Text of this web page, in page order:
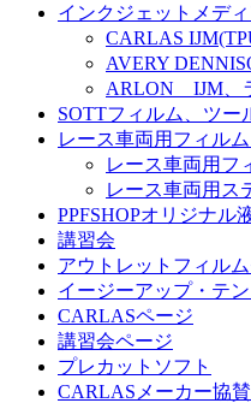
インクジェットメデ
CARLAS
AVERY
ARLON IJM、
SOTTフィルム、ツー
レース車両用フィル
レース車両用フ
レース車両用ス
PPFSHOPオリジナル
講習会
アウトレットフィル
イージーアップ・テン
CARLASページ
講習会ページ
プレカットソフト
CARLASメーカー協